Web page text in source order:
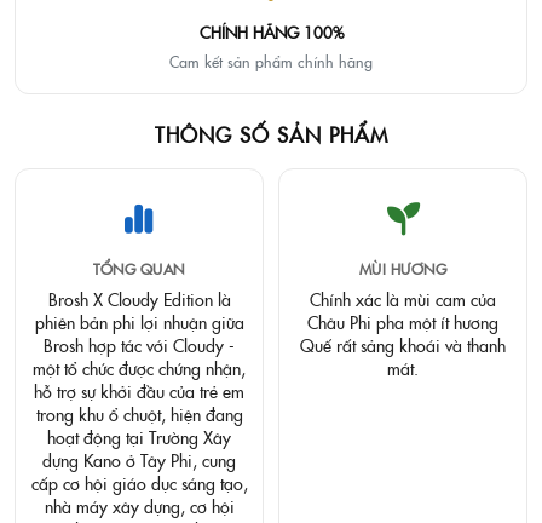
CHÍNH HÃNG 100%
Cam kết sản phẩm chính hãng
THÔNG SỐ SẢN PHẨM
TỔNG QUAN
Brosh X Cloudy Edition là
phiên bản phi lợi nhuận giữa
Brosh hợp tác với Cloudy -
một tổ chức được chứng nhận,
hỗ trợ sự khởi đầu của trẻ em
trong khu ổ chuột, hiện đang
hoạt động tại Trường Xây
dựng Kano ở Tây Phi, cung
cấp cơ hội giáo dục sáng tạo,
nhà máy xây dựng, cơ hội
MÙI HƯƠNG
Chính xác là mùi cam của
Châu Phi pha một ít hương
Quế rất sảng khoái và thanh
mát.